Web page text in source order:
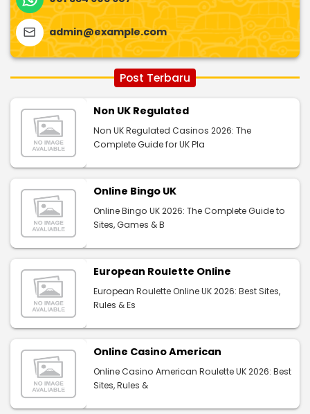
admin@example.com
Post Terbaru
Non UK Regulated
Non UK Regulated Casinos 2026: The
Complete Guide for UK Pla
Online Bingo UK
Online Bingo UK 2026: The Complete Guide to
Sites, Games & B
European Roulette Online
European Roulette Online UK 2026: Best Sites,
Rules & Es
Online Casino American
Online Casino American Roulette UK 2026: Best
Sites, Rules &